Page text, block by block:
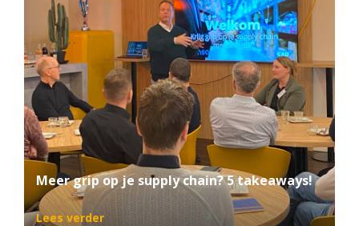
chain
met
SAP
IBP
Meer grip op je supply chain? 5 takeaways!
Lees verder: